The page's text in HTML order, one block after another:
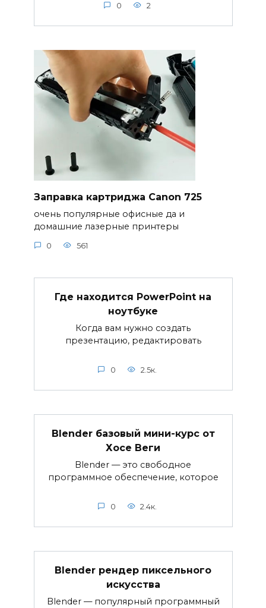
0 2
Заправка картриджа Canon 725
очень популярные офисные да и
домашние лазерные принтеры
0 561
Где находится PowerPoint на
ноутбуке
Когда вам нужно создать
презентацию, редактировать
0 2.5к.
Blender базовый мини-курс от
Хосе Веги
Blender — это свободное
программное обеспечение, которое
0 2.4к.
Blender рендер пиксельного
искусства
Blender — популярный программный